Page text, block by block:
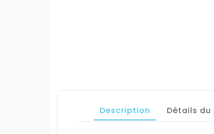
Description Détails